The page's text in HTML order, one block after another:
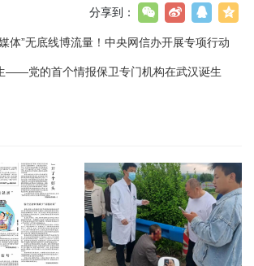
分享到：
体”无底线博流量！中央网信办开展专项行动
——党的首个情报保卫专门机构在武汉诞生